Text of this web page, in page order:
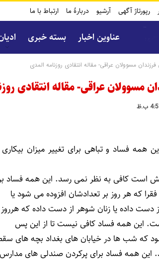
رپورتاژ آگهی آرشیو دربارۀ ما ارتباط با ما
عناوین اخبار بسته خبری
مسوولان عراقی- مقاله انتقادی روزنامه المدی
مسوولان عراقی- مقاله انتقادی
همه فساد و تباهی برای تغییر میزان
است کافی به نظر نمی رسد. این همه فساد
که هر روز بر تعدادشان افزوده می شود یا
دست داده یا زنان شوهر از دست داده که هرروز
این همه فساد کافی نیست تا از این پس
که شب ها در خیابان های بغداد بچه های
این همه فساد برای پرکردن صندلی های